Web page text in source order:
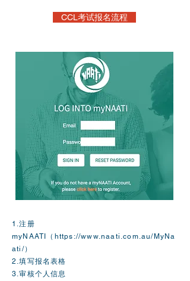
CCL考试报名流程
1.注册
myNAATI
（ https://www.naati.com.au/MyNa
ati/）
2.填写报名表格
3.审核个人信息